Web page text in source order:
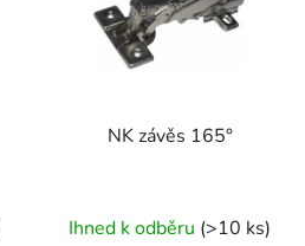
NK závěs 165°
Ihned k odběru (>10 ks)